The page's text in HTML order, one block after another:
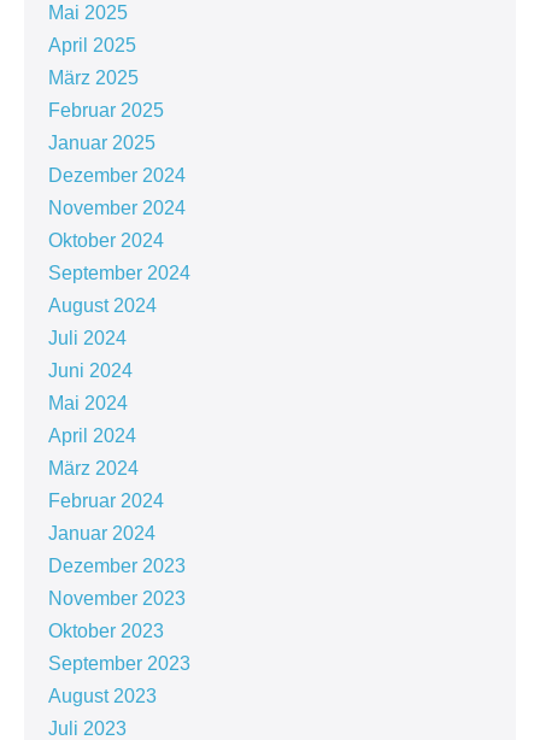
Mai 2025
April 2025
März 2025
Februar 2025
Januar 2025
Dezember 2024
November 2024
Oktober 2024
September 2024
August 2024
Juli 2024
Juni 2024
Mai 2024
April 2024
März 2024
Februar 2024
Januar 2024
Dezember 2023
November 2023
Oktober 2023
September 2023
August 2023
Juli 2023